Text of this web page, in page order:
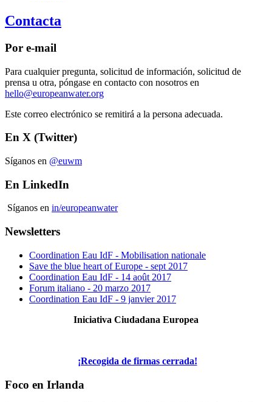
Contacta
Por e-mail
Para cualquier pregunta, solicitud de información, solicitud de
prensa u otra, póngase en contacto con nosotros en
hello@europeanwater.org
Este correo electrónico se remitirá a la persona adecuada.
En X (Twitter)
Síganos en @euwm
En LinkedIn
Síganos en in/europeanwater
Newsletters
Coordination Eau IdF - Mobilisation nationale
Save the blue heart of Europe - sept 2017
Coordination Eau IdF - 14 août 2017
Forum italiano - 20 marzo 2017
Coordination Eau IdF - 9 janvier 2017
Iniciativa Ciudadana Europea
¡Recogida de firmas cerrada!
Foco en Irlanda